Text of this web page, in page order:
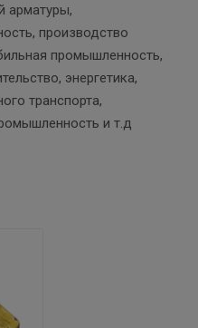
арматуры,
производство
промышленность,
энергетика,
транспорта,
и т.д